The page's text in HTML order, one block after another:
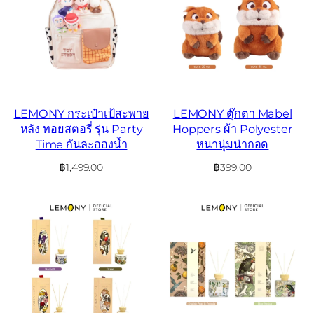
LEMONY กระเป๋าเป้สะพาย
หลัง ทอยสตอรี่ รุ่น Party
Time กันละอองน้ำ
฿1,499.00
LEMONY ตุ๊กตา Mabel
Hoppers ผ้า Polyester
หนานุ่มน่ากอด
฿399.00